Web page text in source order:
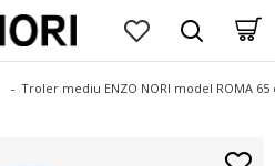
Troler mediu ENZO NORI model ROMA